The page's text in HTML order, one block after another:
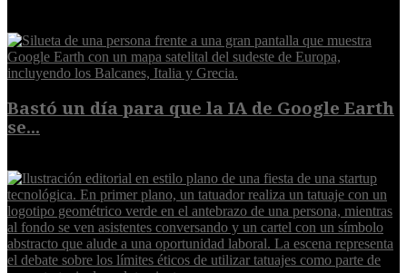
Bastó un día para que la IA de Google Earth
se...